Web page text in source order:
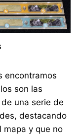
encontramos
son las
una serie de
destacando
mapa y que no